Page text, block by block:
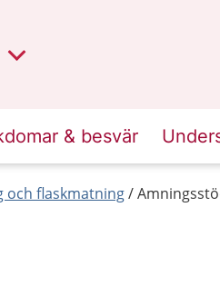
region
& besvär
och flaskmatning